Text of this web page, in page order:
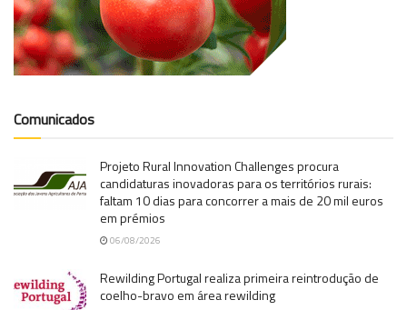
Comunicados
Projeto Rural Innovation Challenges procura
candidaturas inovadoras para os territórios rurais:
faltam 10 dias para concorrer a mais de 20 mil euros
em prémios
06/08/2026
Rewilding Portugal realiza primeira reintrodução de
coelho-bravo em área rewilding